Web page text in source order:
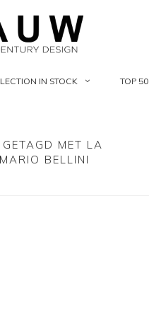
IN STOCK TOP 50
MET LA
BELLINI